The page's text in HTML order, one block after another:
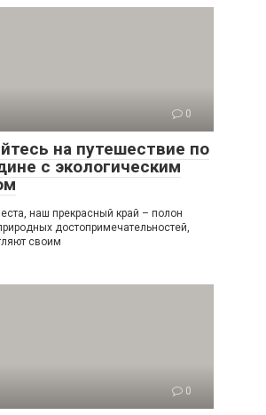
0
на путешествие по
с экологическим
наш прекрасный край – полон
достопримечательностей,
своим
0